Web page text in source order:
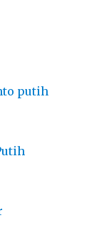
putih